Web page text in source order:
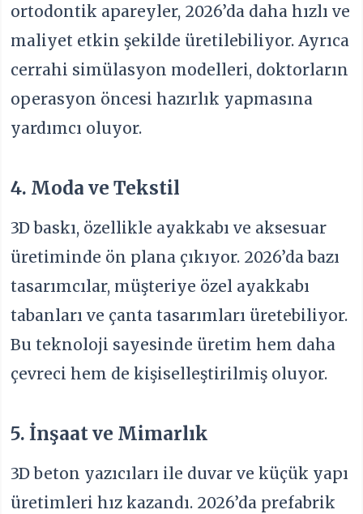
ortodontik apareyler, 2026’da daha hızlı ve
maliyet etkin şekilde üretilebiliyor. Ayrıca
cerrahi simülasyon modelleri, doktorların
operasyon öncesi hazırlık yapmasına
yardımcı oluyor.
4. Moda ve Tekstil
3D baskı, özellikle ayakkabı ve aksesuar
üretiminde ön plana çıkıyor. 2026’da bazı
tasarımcılar, müşteriye özel ayakkabı
tabanları ve çanta tasarımları üretebiliyor.
Bu teknoloji sayesinde üretim hem daha
çevreci hem de kişiselleştirilmiş oluyor.
5. İnşaat ve Mimarlık
3D beton yazıcıları ile duvar ve küçük yapı
üretimleri hız kazandı. 2026’da prefabrik